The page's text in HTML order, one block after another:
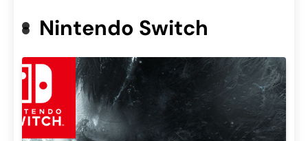
Nintendo Switch